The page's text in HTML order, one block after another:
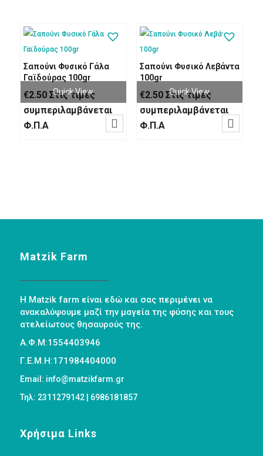
Σαπούνι Φυσικό Γάλα
Γαϊδούρας 100gr
€2.50 Στις τιμές
συμπεριλαμβάνεται
Φ.Π.Α
Quick View

Σαπούνι Φυσικό Λεβάντα
100gr
€2.50 Στις τιμές
συμπεριλαμβάνεται
Φ.Π.Α
Quick View

Matzik Farm
Η Matzik farm είναι εδώ και σας περιμένει να
ανακαλύψουμε μαζί την μαγεία της φύσης και τους
ατελείωτους θησαυρούς της.
Α.Φ.Μ:1554403946
Γ.Ε.Μ.Η:171984404000
Email: info@matzikfarm.gr
Τηλ: 2311279142 | 6986181857
Χρήσιμα Links